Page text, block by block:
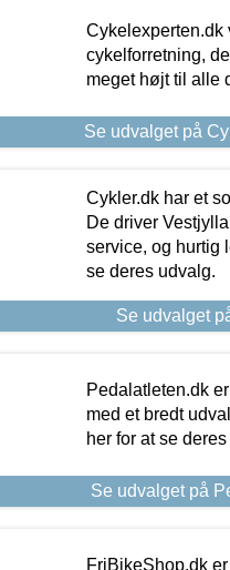
Cykelexperten.dk
cykelforretning,
meget højt til alle
Se udvalget på
Cykler.dk har et
De driver
service, og hurtig
se deres udvalg.
Se udvalget
Pedalatleten.dk
med et bredt
her for at se
Se udvalget på
FriBikeShop.dk